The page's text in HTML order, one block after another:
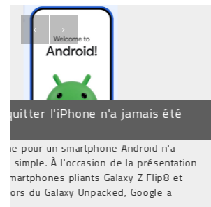
Samsung entre dans la
intelligentes avec Google et
En marge de la présentation de
smartphones pliants Galaxy Z Fold
Samsung a levé le voile sur un
plusieurs mois : ses premières
‹ ›